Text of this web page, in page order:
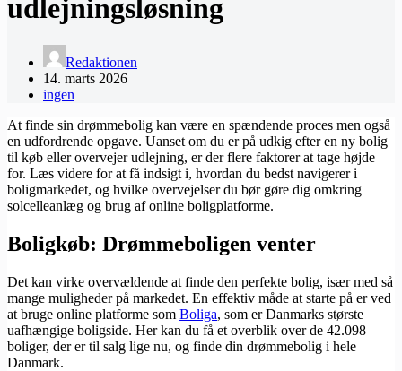
udlejningsløsning
Redaktionen
14. marts 2026
ingen
At finde sin drømmebolig kan være en spændende proces men også
en udfordrende opgave. Uanset om du er på udkig efter en ny bolig
til køb eller overvejer udlejning, er der flere faktorer at tage højde
for. Læs videre for at få indsigt i, hvordan du bedst navigerer i
boligmarkedet, og hvilke overvejelser du bør gøre dig omkring
solcelleanlæg og brug af online boligplatforme.
Boligkøb: Drømmeboligen venter
Det kan virke overvældende at finde den perfekte bolig, især med så
mange muligheder på markedet. En effektiv måde at starte på er ved
at bruge online platforme som Boliga, som er Danmarks største
uafhængige boligside. Her kan du få et overblik over de 42.098
boliger, der er til salg lige nu, og finde din drømmebolig i hele
Danmark.